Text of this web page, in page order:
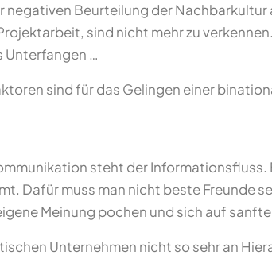
negativen Beurteilung der
sind nicht mehr zu
Unterfangen …
sind für das Gelingen einer
steht der
Dafür muss man nicht beste Freunde
Meinung pochen und sich auf
Unternehmen nicht so sehr an